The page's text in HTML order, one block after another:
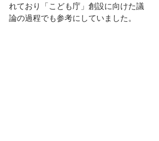
れており「こども庁」創設に向けた議
論の過程でも参考にしていました。